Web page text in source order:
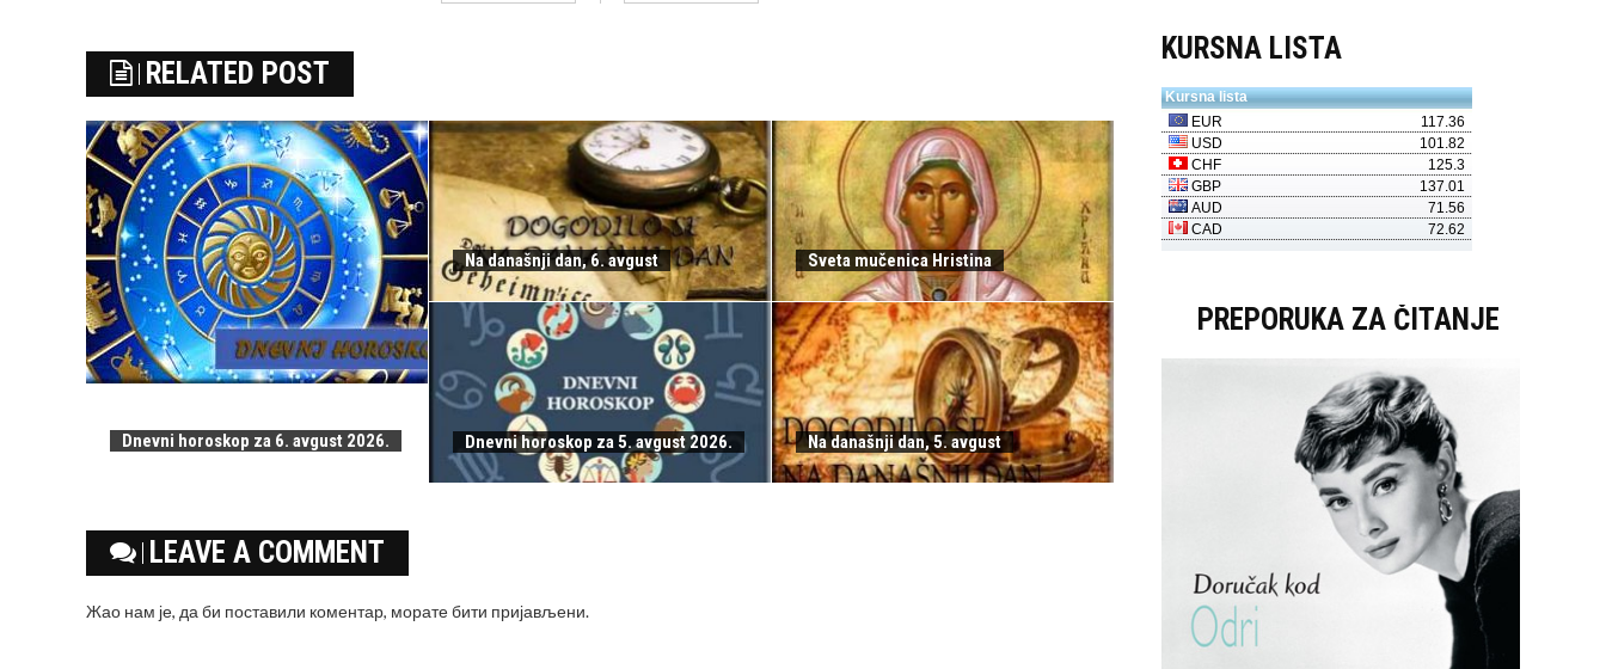
RELATED POST
Dnevni horoskop za 6. avgust 2026.
Na današnji dan, 6. avgust Sveta mučenica Hristina
Dnevni horoskop za 5. avgust 2026. Na današnji dan, 5. avgust
LEAVE A COMMENT
Жао нам је, да би поставили коментар, моратебити пријављени.
KURSNA LISTA
PREPORUKA ZA ČITANJE